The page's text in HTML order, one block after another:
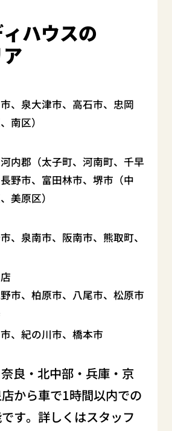
ハウスの
、泉大津市、高石市、忠岡
南区）
内郡（太子町、河南町、千早
野市、富田林市、堺市（中
美原区）
、泉南市、阪南市、熊取町、
市、柏原市、八尾市、松原市
、紀の川市、橋本市
良・北中部・兵庫・京
から車で1時間以内での
す。詳しくはスタッフ